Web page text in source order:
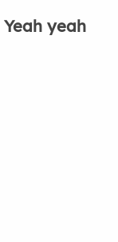
Yeah yeah